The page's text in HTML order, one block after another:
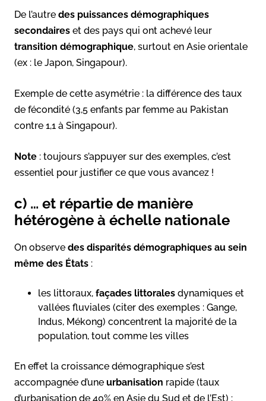
De l’autre des puissances démographiques
secondaires et des pays qui ont achevé leur
transition démographique, surtout en Asie orientale
(ex : le Japon, Singapour).
Exemple de cette asymétrie : la différence des taux
de fécondité (3,5 enfants par femme au Pakistan
contre 1,1 à Singapour).
Note : toujours s’appuyer sur des exemples, c’est
essentiel pour justifier ce que vous avancez !
c) … et répartie de manière
hétérogène à échelle nationale
On observe des disparités démographiques au sein
même des États :
les littoraux, façades littorales dynamiques et
vallées fluviales (citer des exemples : Gange,
Indus, Mékong) concentrent la majorité de la
population, tout comme les villes
En effet la croissance démographique s’est
accompagnée d’une urbanisation rapide (taux
d’urbanisation de 40% en Asie du Sud et de l’Est) :